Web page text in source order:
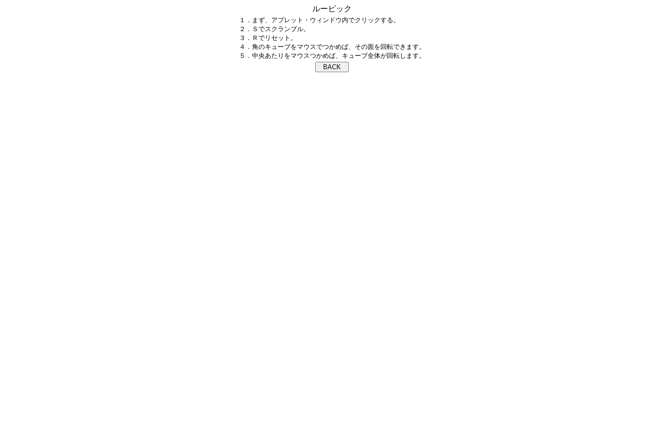
ルービック
１．まず、アプレット・ウィンドウ内でクリックする。
２．Ｓでスクランブル。
３．Ｒでリセット。
４．角のキューブをマウスでつかめば、その面を回転できます。